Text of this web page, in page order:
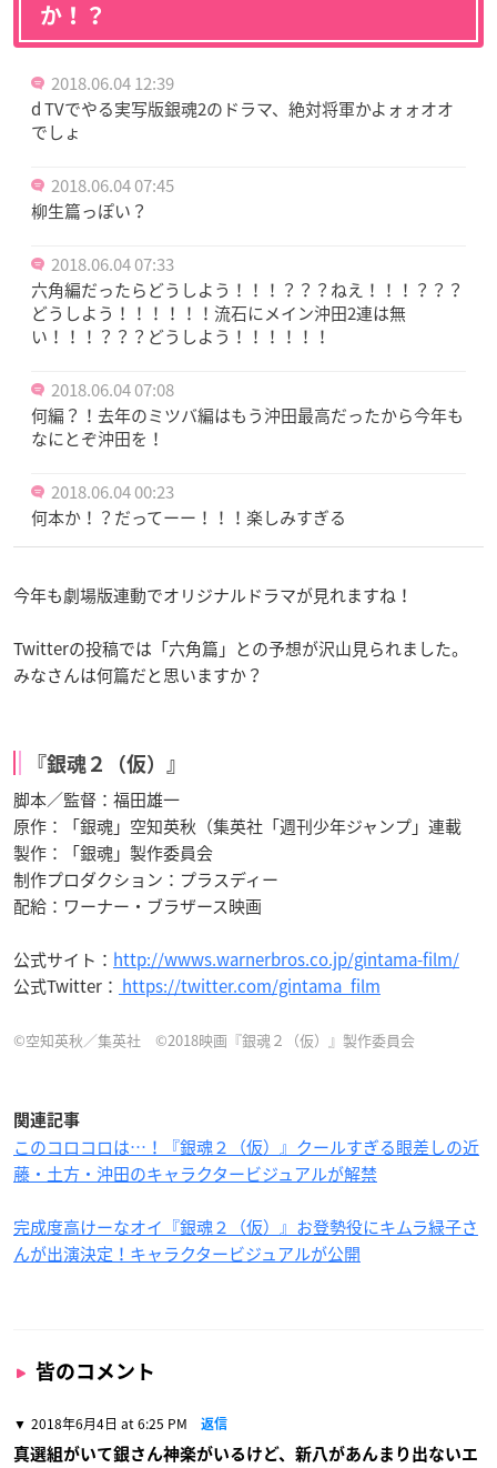
か！？
2018.06.04 12:39
d TVでやる実写版銀魂2のドラマ、絶対将軍かよォォオオ
でしょ
2018.06.04 07:45
柳生篇っぽい？
2018.06.04 07:33
六角編だったらどうしよう！！！？？？ねえ！！！？？？
どうしよう！！！！！！流石にメイン沖田2連は無
い！！！？？？どうしよう！！！！！！
2018.06.04 07:08
何編？！去年のミツバ編はもう沖田最高だったから今年も
なにとぞ沖田を！
2018.06.04 00:23
何本か！？だってーー！！！楽しみすぎる
今年も劇場版連動でオリジナルドラマが見れますね！
Twitterの投稿では「六角篇」との予想が沢山見られました。
みなさんは何篇だと思いますか？
『銀魂２（仮）』
脚本／監督：福田雄一
原作：「銀魂」空知英秋（集英社「週刊少年ジャンプ」連載
製作：「銀魂」製作委員会
制作プロダクション：プラスディー
配給：ワーナー・ブラザース映画
公式サイト： http://wwws.warnerbros.co.jp/gintama-film/
公式Twitter： https://twitter.com/gintama_film
©空知英秋／集英社 ©2018映画『銀魂２（仮）』製作委員会
関連記事
このコロコロは…！『銀魂２（仮）』クールすぎる眼差しの近
藤・土方・沖田のキャラクタービジュアルが解禁
完成度高けーなオイ『銀魂２（仮）』お登勢役にキムラ緑子さ
んが出演決定！キャラクタービジュアルが公開
皆のコメント
2018年6月4日 at 6:25 PM 返信
真選組がいて銀さん神楽がいるけど、新八があんまり出ないエ